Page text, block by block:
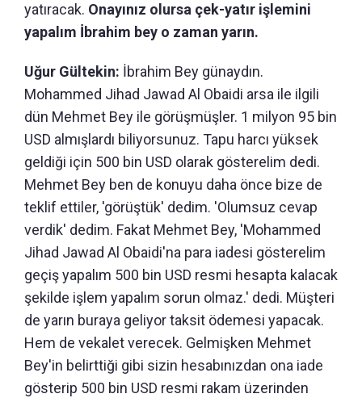
yatıracak. Onayınız olursa çek-yatır işlemini
yapalım İbrahim bey o zaman yarın.
Uğur Gültekin: İbrahim Bey günaydın.
Mohammed Jihad Jawad Al Obaidi arsa ile ilgili
dün Mehmet Bey ile görüşmüşler. 1 milyon 95 bin
USD almışlardı biliyorsunuz. Tapu harcı yüksek
geldiği için 500 bin USD olarak gösterelim dedi.
Mehmet Bey ben de konuyu daha önce bize de
teklif ettiler, 'görüştük' dedim. 'Olumsuz cevap
verdik' dedim. Fakat Mehmet Bey, 'Mohammed
Jihad Jawad Al Obaidi'na para iadesi gösterelim
geçiş yapalım 500 bin USD resmi hesapta kalacak
şekilde işlem yapalım sorun olmaz.' dedi. Müşteri
de yarın buraya geliyor taksit ödemesi yapacak.
Hem de vekalet verecek. Gelmişken Mehmet
Bey'in belirttiği gibi sizin hesabınızdan ona iade
gösterip 500 bin USD resmi rakam üzerinden